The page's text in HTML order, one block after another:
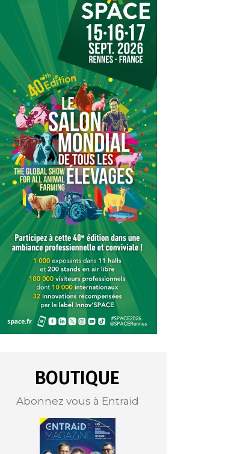
BOUTIQUE
Abonnez vous à Entraid